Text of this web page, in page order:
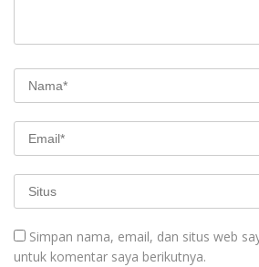
Simpan nama, email, dan situs web
untuk komentar saya berikutnya.